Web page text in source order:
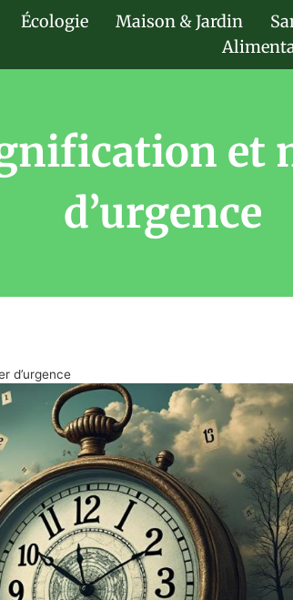
Écologie Maison & Jardin
et
d’urgence
d’urgence